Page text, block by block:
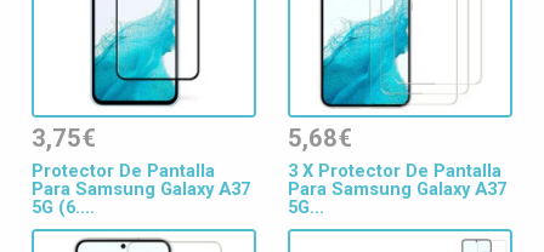
3,75€
Protector De Pantalla
Para Samsung Galaxy A37
5G (6....
5,68€
3 X Protector De Pantalla
Para Samsung Galaxy A37
5G...